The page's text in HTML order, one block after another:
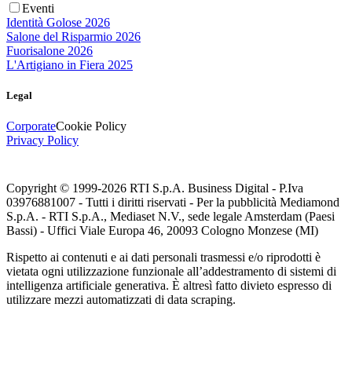
Eventi
Identità Golose 2026
Salone del Risparmio 2026
Fuorisalone 2026
L'Artigiano in Fiera 2025
Legal
CorporateCookie Policy
Privacy Policy
Copyright © 1999-2026 RTI S.p.A. Business Digital - P.Iva
03976881007 - Tutti i diritti riservati - Per la pubblicità Mediamond
S.p.A. - RTI S.p.A., Mediaset N.V., sede legale Amsterdam (Paesi
Bassi) - Uffici Viale Europa 46, 20093 Cologno Monzese (MI)
Rispetto ai contenuti e ai dati personali trasmessi e/o riprodotti è
vietata ogni utilizzazione funzionale all’addestramento di sistemi di
intelligenza artificiale generativa. È altresì fatto divieto espresso di
utilizzare mezzi automatizzati di data scraping.